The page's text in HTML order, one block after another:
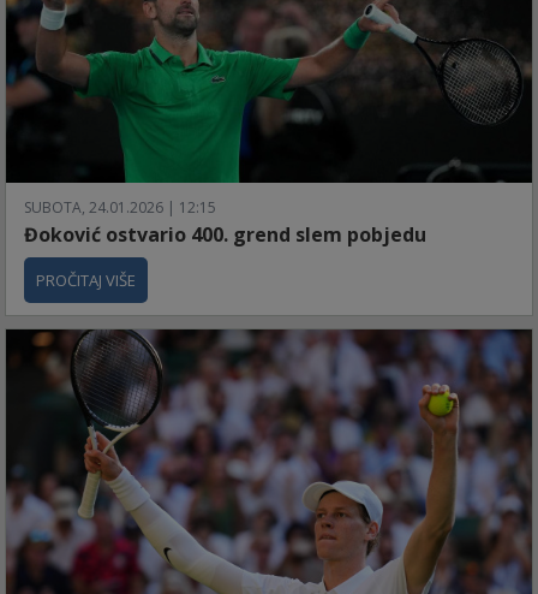
SUBOTA, 24.01.2026 | 12:15
Đoković ostvario 400. grend slem pobjedu
PROČITAJ VIŠE